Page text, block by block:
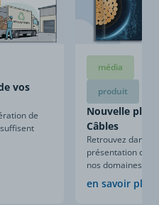
vos
de
média
produit
Nouvelle
Câbles
Retrouvez dans
présentation
nos domaines
en savoir plus